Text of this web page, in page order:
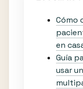
Cómo
en
Guía
usar